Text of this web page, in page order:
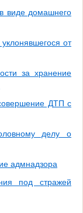
виде домашнего
от
за хранение
ДТП с
делу о
адмнадзора
под стражей